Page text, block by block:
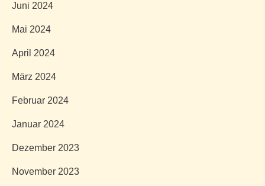
Juni 2024
Mai 2024
April 2024
März 2024
Februar 2024
Januar 2024
Dezember 2023
November 2023